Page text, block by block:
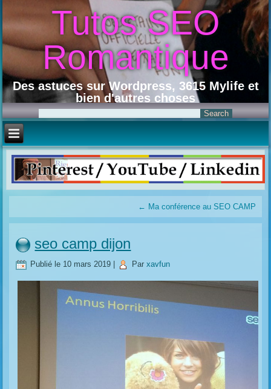
Tutos SEO
Romantique
Des astuces sur Wordpress, 3615 Mylife et
bien d'autres choses
← Ma conférence au SEO CAMP
seo camp dijon
Publié le 10 mars 2019 Par xavfun